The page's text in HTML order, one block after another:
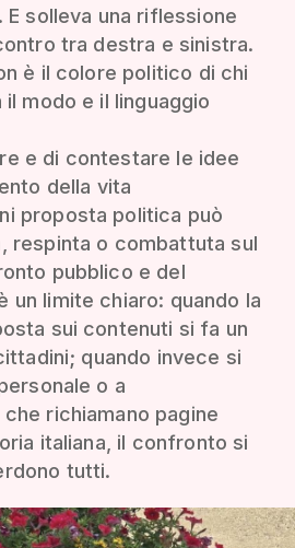
solleva una riflessione
tra destra e sinistra.
è il colore politico di chi
modo e il linguaggio
e di contestare le idee
della vita
proposta politica può
respinta o combattuta sul
pubblico e del
un limite chiaro: quando la
sui contenuti si fa un
quando invece si
o a
richiamano pagine
italiana, il confronto si
tutti.